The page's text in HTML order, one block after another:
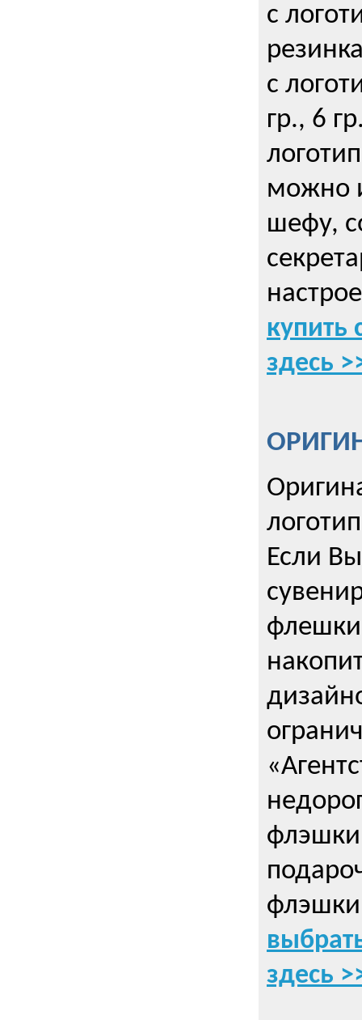
с
с
гр., 6
можно
шефу,
купить
здесь
Если
флэшки
здесь